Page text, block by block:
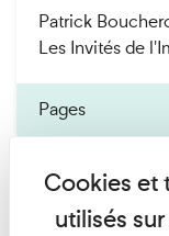
Patrick
Les Invités de
Pages
Marie